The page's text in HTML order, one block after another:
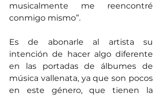
musicalmente me reencontré
conmigo mismo”.
Es de abonarle al artista su
intención de hacer algo diferente
en las portadas de álbumes de
música vallenata, ya que son pocos
en este género, que tienen la